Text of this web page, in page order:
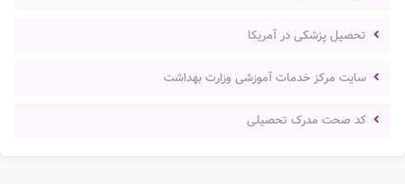
تحصیل پزشکی در آمریکا
سایت مرکز خدمات آموزشی وزارت بهداشت
کد صحت مدرک تحصیلی